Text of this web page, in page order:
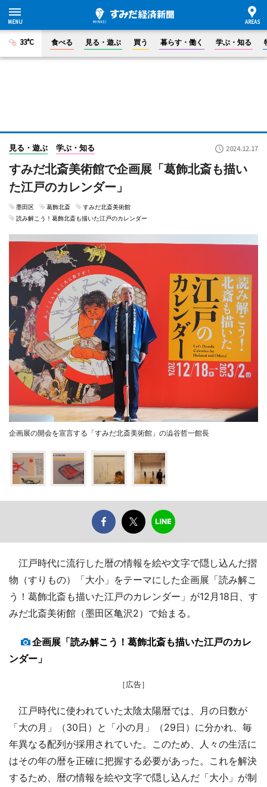
33°C 食べる 見る・遊ぶ 買う 暮らす・働く 学ぶ・知る
見る・遊ぶ 学ぶ・知る 2024.12.17
すみだ北斎美術館で企画展「葛飾北斎も描い
た江戸のカレンダー」
墨田区 葛飾北斎
すみだ北斎美術館
読み解こう！葛飾北斎も描いた江戸のカレンダー
企画展の開会を宣言する「すみだ北斎美術館」の澁谷哲一館長
江戸時代に流行した暦の情報を絵や文字で隠し込んだ摺
物（すりもの）「大小」をテーマにした企画展「読み解こ
う！葛飾北斎も描いた江戸のカレンダー」が12月18日、す
みだ北斎美術館（墨田区亀沢2）で始まる。
企画展「読み解こう！葛飾北斎も描いた江戸のカレ
ンダー」
［広告］
江戸時代に使われていた太陰太陽暦では、月の日数が
「大の月」（30日）と「小の月」（29日）に分かれ、毎
年異なる配列が採用されていた。このため、人々の生活に
はその年の暦を正確に把握する必要があった。これを解決
するため、暦の情報を絵や文字で隠し込んだ「大小」が制